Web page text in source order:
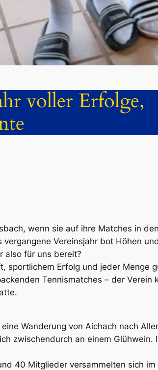
voller Erfolge,
wenn sie auf ihre Matches in
Vereinsjahr bot Höhen
also für uns bereit?
sportlichem Erfolg und jeder Menge
Tennismatches – der Verein
Wanderung von Aichach nach
zwischendurch an einem Glühwein.
40 Mitglieder versammelten sich